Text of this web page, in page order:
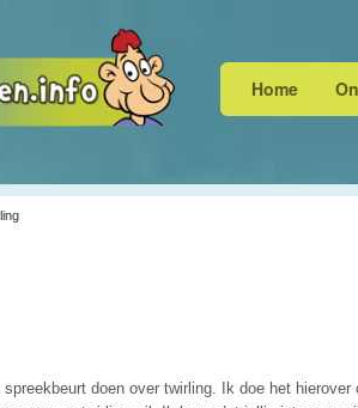
Home
doen over twirling. Ik doe het